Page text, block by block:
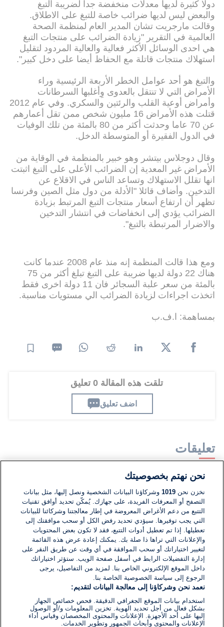
دولا كثيرة لديها معدلات منخفضة جدا لضريبة التبغ
والبعض ليس لديها ضرائب خاصة للتبغ على الاطلاق.
وقالت مارجريت تشان المدير العام لمنظمة الصحة
العالمية في التقرير "زيادة الضرائب على منتجات التبغ
هي احدى الوسائل الأكثر فعالية والعالية المردود لتقليل
استهلاك منتجات قاتلة مع الحفاظ أيضا على دخل كبير".
والتبغ هو أحد عوامل الخطر الأربعة الرئيسية وراء
الأمراض التي لا تنتقل بالعدوى وِأغلبها السرطانات
وأمراض أوعية القلب والرئتين والسكري. وفي عام 2012
قتلت هذه الأمراض 16 مليون شخص ممن تقل أعمارهم
عن 70 عاما وحدثت أكثر من 80 بالمئة من تلك الوفيات
في الدول الفقيرة أو المتوسطة الدخل.
وقال دوجلاس بيتشر وهو خبير بالمنظمة في الوقاية من
الأمراض غير المعدية إن الضرائب الأعلى على التبغ اثبتت
انها تقلل الاستهلاك وتساعد الناس في الاقلاع عن
التدخين. وأضاف قائلا "الأدلة من دول مثل الصين وفرنسا
تظهر أن ارتفاع أسعار منتجات التبغ المرتبط بزيادة
الضرائب يؤدي إلى انخفاضات في انتشار التدخين
والاضرار المرتبطة بالتبغ".
ومع هذا قالت المنظمة إنه منذ عام 2008 عندما كانت
هناك 22 دولة لديها ضريبة على التبغ تبلغ أكثر من 75
بالمئة من سعر علبة السجائر فان 11 دولة اخرى فقط
اتخذت اجراءات لزيادة الضرائب الي مستويات مناسبة.
بمساهمة: ا.ف.ب
تلقت هذه المقالة 0 تعليق
اضف تعليق
تعليقات
لا توجد تعليقات مكتوبة حتى الآن. كن الأول!
اكتب تعليقًا جديدًا ...
نحن نهتم بخصوصيتك
نخزن نحن1019 وشركاؤنا البيانات الشخصية ونصل إليها، مثل بيانات
التصفح أو المعرفات الفريدة، على جهازك. يُمكّن تحديد أوافق تقنيات
التتبع من دعم الأغراض المعروضة في إطار معالجتنا وشركائنا للبيانات
التي يجب توفيرها. سيؤدي تحديد رفض الكل أو سحب موافقتك إلى
تعطيلها. إذا تم تعطيل أدوات التتبع، فقد لا تكون بعض المحتويات
والإعلانات التي تراها ذا صلة بك. يمكنك إعادة عرض هذه القائمة
لتغيير اختياراتك أو سحب الموافقة في أي وقت عن طريق النقر على
إدارة التفضيلات الرابط في أسفل صفحة الويب. ستؤثر اختياراتك
داخل الموقع الإلكتروني الخاص بنا. لمزيد من التفاصيل، يرجى
الرجوع إلى سياسة الخصوصية الخاصة بنا.
نعمد نحن وشركاؤنا إلى معالجة البيانات لتقديم:
استخدام بيانات الموقع الجغرافي الدقيقة. فحص خصائص الجهاز
بشكل فعال من أجل تحديد الهوية. تخزين المعلومات و/أو الوصول
إليها على أحد الأجهزة. الإعلانات والمحتوى المخصصان وقياس أداء
الإعلانات والمحتوى وأبحاث الجمهور وتطوير الخدمات.